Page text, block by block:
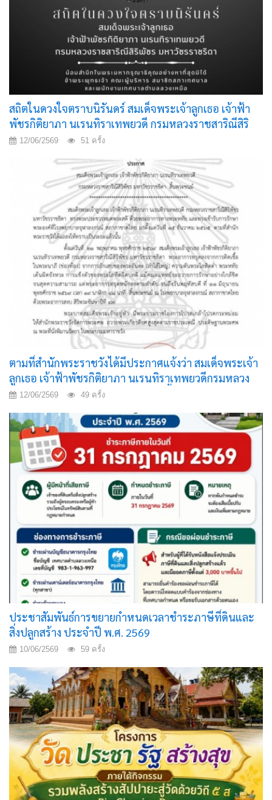
สถิตในดวงใจตราบนิรันดร์ สมเด็จพระเจ้าลูกเธอ เจ้าฟ้า
พัชรกิติยาภา นเรนทิราเทพยวดี กรมหลวงราชสาริณีสิริ
พัชร มหาวัชรราชธิดา น้อมสำนึกในพระมหากรุณาธิคุณ
สภาเทศบาล พนักงานเทศบาล และประชาชนในพื้นที่
ตำบลลวงเหนือ
12/06/2569 51 ครั้ง
ตามที่สำนักพระราชวังได้มีประกาศแจ้งว่า สมเด็จพระเจ้า
ลูกเธอ เจ้าฟ้าพัชรกิติยาภา นเรนทิราเทพยวดีกรมหลวง
ราชสาริณีสิริพัชร มหาวัชรราชธิดา สิ้นพระชนม์
12/06/2569 49 ครั้ง
ประชาสัมพันธ์การขยายกำหนดเวลาชำระภาษีที่ดินและ
สิ่งปลูกสร้าง ประจำปี พ.ศ. 2569
10/06/2569 59 ครั้ง